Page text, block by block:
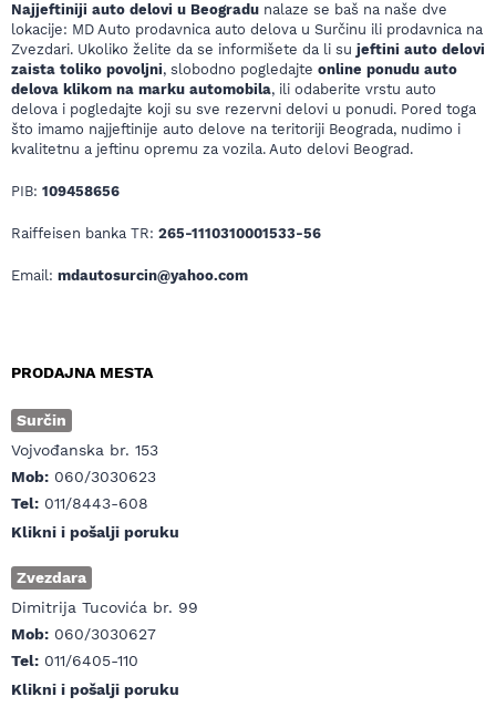
Najjeftiniji auto delovi u Beogradu nalaze se baš na naše dve
lokacije: MD Auto prodavnica auto delova u Surčinu ili prodavnica na
Zvezdari. Ukoliko želite da se informišete da li su jeftini auto delovi
zaista toliko povoljni, slobodno pogledajte online ponudu auto
delova klikom na marku automobila, ili odaberite vrstu auto
delova i pogledajte koji su sve rezervni delovi u ponudi. Pored toga
što imamo najjeftinije auto delove na teritoriji Beograda, nudimo i
kvalitetnu a jeftinu opremu za vozila. Auto delovi Beograd.
PIB: 109458656
Raiffeisen banka TR: 265-1110310001533-56
Email: mdautosurcin@yahoo.com
PRODAJNA MESTA
Surčin
Vojvođanska br. 153
Mob: 060/3030623
Tel: 011/8443-608
Klikni i pošalji poruku
Zvezdara
Dimitrija Tucovića br. 99
Mob: 060/3030627
Tel: 011/6405-110
Klikni i pošalji poruku